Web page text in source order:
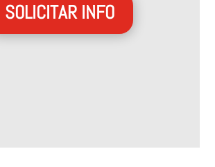
SOLICITAR INFO